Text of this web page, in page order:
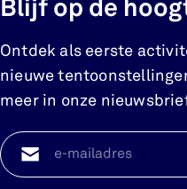
Blijf op de
Ontdek als eerste
nieuwe
meer in onze